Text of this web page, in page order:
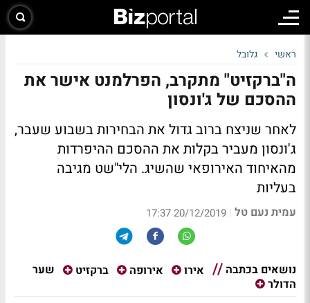
ראשי גלובל
ה"ברקזיט" מתקרב, הפרלמנט אישר את
ההסכם של ג'ונסון
לאחר שניצח ברוב גדול את הבחירות בשבוע שעבר,
ג'ונסון מעביר בקלות את ההסכם ההיפרדות
מהאיחוד האירופאי שהשיג. הלי"שט מגיבה
בעליות
עמית נעם טל |
20/12/2019 17:37
נושאים בכתבה אירו אירופה ברקזיט
שער
הדולר